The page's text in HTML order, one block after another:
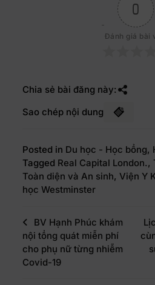
0
Đánh giá bài
Chia sẻ bài đăng này:
Sao chép nội dung
Posted in Du học - Học bổng,
Tagged Real Capital London.,
Toàn diện và An sinh,Viện Y
học Westminster
BV Hạnh Phúc khám
nội tổng quát miễn phí
cho phụ nữ từng nhiễm
Covid-19